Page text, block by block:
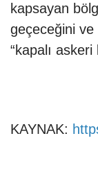
kapsayan
geçeceğini ve
“kapalı
KAYNAK: